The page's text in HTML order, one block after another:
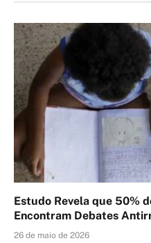
Estudo Revela que 50%
Encontram Debates
26 de maio de 2026